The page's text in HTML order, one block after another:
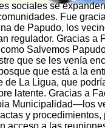
sociales se
Fue
de Papudo, los
regulador. Gracias a
Salvemos
que se les venía
que está a la
de La Ligua, que
latente. Gracias a
Municipalidad—los
y